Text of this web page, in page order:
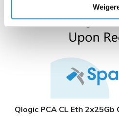
Qlogic PCA CL Eth